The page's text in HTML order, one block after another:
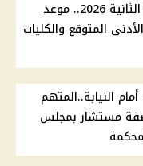
مؤشرات تنسيق المرحلة الثانية 2026.. موعد
المتوقع والكليات
النيابة..المتهم
مستشار بمجلس